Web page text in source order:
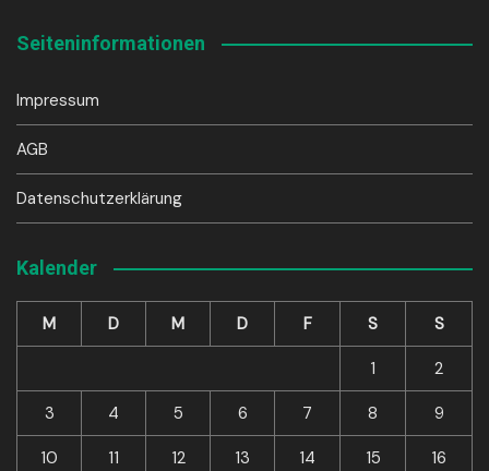
Seiteninformationen
Impressum
AGB
Datenschutzerklärung
Kalender
M D M D F S S
1 2
3 4 5 6 7 8 9
10 11 12 13 14 15 16